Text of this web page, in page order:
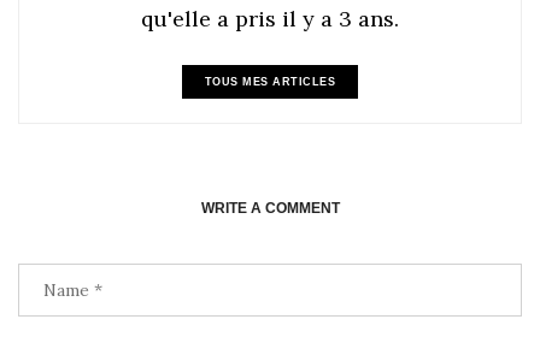
qu'elle a pris il y a 3 ans.
TOUS MES ARTICLES
WRITE A COMMENT